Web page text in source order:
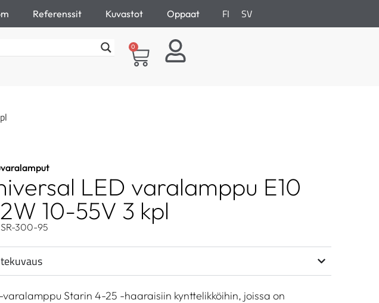
Referenssit Kuvastot Oppaat FI SV
0
LED varalamppu E10
10-55V 3 kpl
SR-300-95
varalamppu Starin 4-25 -haaraisiin kynttelikköihin, joissa on